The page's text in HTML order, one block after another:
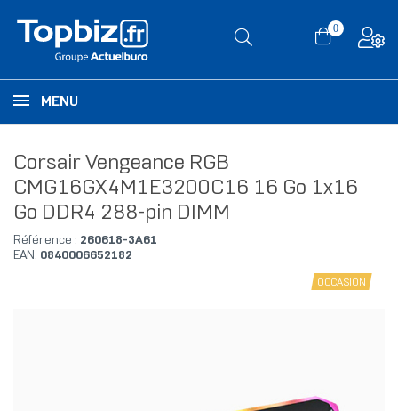
0
MENU
Corsair Vengeance RGB
CMG16GX4M1E3200C16 16 Go 1x16
Go DDR4 288-pin DIMM
Référence : 260618-3A61
EAN: 0840006652182
OCCASION